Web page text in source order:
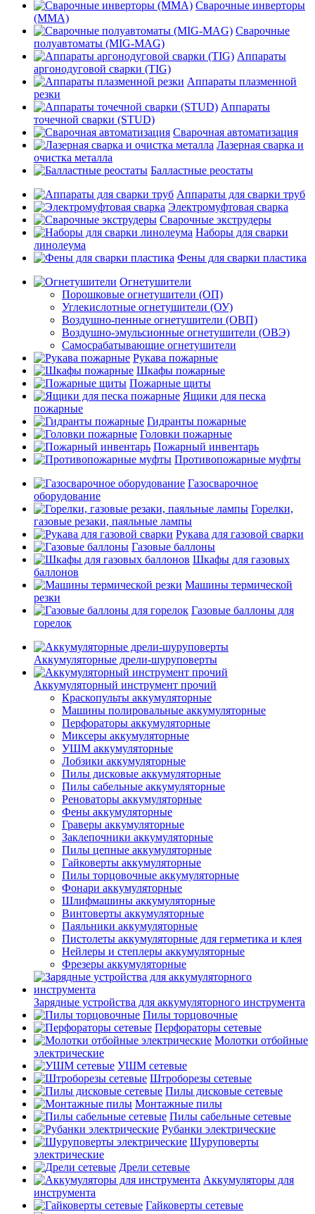
Сварочные инверторы
(MMA)
Сварочные
полуавтоматы (MIG-MAG)
Аппараты
аргонодуговой сварки (TIG)
Аппараты плазменной
резки
Аппараты
точечной сварки (STUD)
Сварочная автоматизация
Лазерная сварка и
очистка металла
Балластные реостаты
Аппараты для сварки труб
Электромуфтовая сварка
Сварочные экструдеры
Наборы для сварки
линолеума
Фены для сварки пластика
Огнетушители
Порошковые огнетушители (ОП)
Углекислотные огнетушители (ОУ)
Воздушно-пенные огнетушители (ОВП)
Воздушно-эмульсионные огнетушители (ОВЭ)
Самосрабатывающие огнетушители
Рукава пожарные
Шкафы пожарные
Пожарные щиты
Ящики для песка
пожарные
Гидранты пожарные
Головки пожарные
Пожарный инвентарь
Противопожарные муфты
Газосварочное
оборудование
Горелки,
газовые резаки, паяльные лампы
Рукава для газовой сварки
Газовые баллоны
Шкафы для газовых
баллонов
Машины термической
резки
Газовые баллоны для
горелок
Аккумуляторные дрели-шуруповерты
Аккумуляторный инструмент прочий
Краскопульты аккумуляторные
Машины полировальные аккумуляторные
Перфораторы аккумуляторные
Миксеры аккумуляторные
УШМ аккумуляторные
Лобзики аккумуляторные
Пилы дисковые аккумуляторные
Пилы сабельные аккумуляторные
Реноваторы аккумуляторные
Фены аккумуляторные
Граверы аккумуляторные
Заклепочники аккумуляторные
Пилы цепные аккумуляторные
Гайковерты аккумуляторные
Пилы торцовочные аккумуляторные
Фонари аккумуляторные
Шлифмашины аккумуляторные
Винтоверты аккумуляторные
Паяльники аккумуляторные
Пистолеты аккумуляторные для герметика и клея
Нейлеры и степлеры аккумуляторные
Фрезеры аккумуляторные
Зарядные устройства для аккумуляторного инструмента
Пилы торцовочные
Перфораторы сетевые
Молотки отбойные
электрические
УШМ сетевые
Штроборезы сетевые
Пилы дисковые сетевые
Монтажные пилы
Пилы сабельные сетевые
Рубанки электрические
Шуруповерты
электрические
Дрели сетевые
Аккумуляторы для
инструмента
Гайковерты сетевые